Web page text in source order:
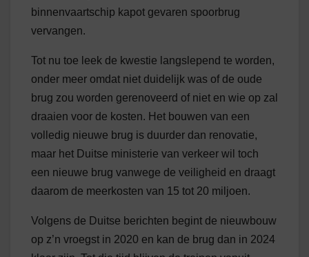
binnenvaartschip kapot gevaren spoorbrug
vervangen.
Tot nu toe leek de kwestie langslepend te worden,
onder meer omdat niet duidelijk was of de oude
brug zou worden gerenoveerd of niet en wie op zal
draaien voor de kosten. Het bouwen van een
volledig nieuwe brug is duurder dan renovatie,
maar het Duitse ministerie van verkeer wil toch
een nieuwe brug vanwege de veiligheid en draagt
daarom de meerkosten van 15 tot 20 miljoen.
Volgens de Duitse berichten begint de nieuwbouw
op z’n vroegst in 2020 en kan de brug dan in 2024